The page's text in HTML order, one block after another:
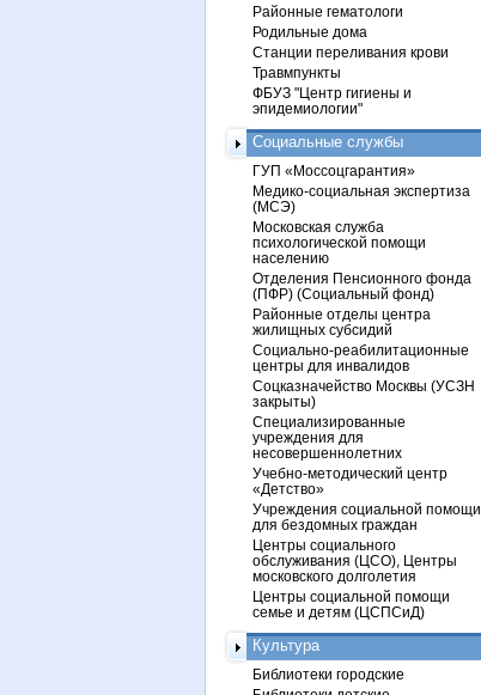
Районные гематологи
Родильные дома
Станции переливания крови
Травмпункты
ФБУЗ "Центр гигиены и
эпидемиологии"
Социальные службы
ГУП «Моссоцгарантия»
Медико-социальная экспертиза
(МСЭ)
Московская служба
психологической помощи
населению
Отделения Пенсионного фонда
(ПФР) (Социальный фонд)
Районные отделы центра
жилищных субсидий
Социально-реабилитационные
центры для инвалидов
Соцказначейство Москвы (УСЗН
закрыты)
Специализированные
учреждения для
несовершеннолетних
Учебно-методический центр
«Детство»
Учреждения социальной помощи
для бездомных граждан
Центры социального
обслуживания (ЦСО), Центры
московского долголетия
Центры социальной помощи
семье и детям (ЦСПСиД)
Культура
Библиотеки городские